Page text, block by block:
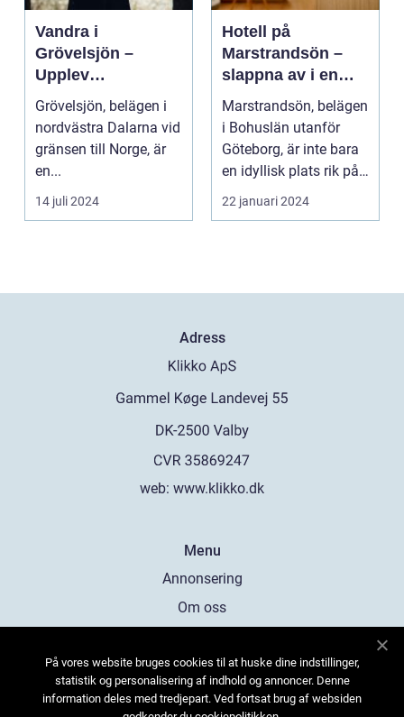
Vandra i
Grövelsjön –
Upplev
spektakulär natur
och
vildmarksupplevel
ser på nära håll
Grövelsjön, belägen i
nordvästra Dalarna vid
gränsen till Norge, är
en...
14 juli 2024
Hotell på
Marstrandsön –
slappna av i en
oas vid havet
Marstrandsön, belägen
i Bohuslän utanför
Göteborg, är inte bara
en idyllisk plats rik på
historia oc...
22 januari 2024
Adress
web: www.klikko.dk
Menu
Annonsering
Om oss
Kontakta oss
Sitemap
På vores website bruges cookies til at huske dine indstillinger,
statistik og personalisering af indhold og annoncer. Denne
information deles med tredjepart. Ved fortsat brug af websiden